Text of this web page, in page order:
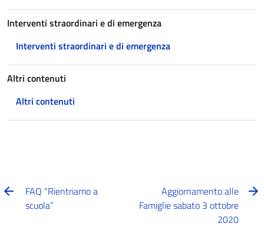
Interventi straordinari e di emergenza
Interventi straordinari e di emergenza
Altri contenuti
Altri contenuti
FAQ “Rientriamo a
scuola”
Aggiornamento alle
Famiglie sabato 3 ottobre
2020